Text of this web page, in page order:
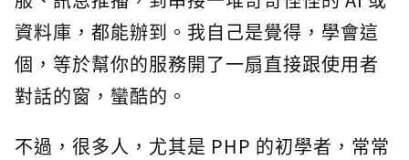
資料庫，都能辦到。我自己是覺得，學會這
個，等於幫你的服務開了一扇直接跟使用者
對話的窗，蠻酷的。
不過，很多人，尤其是 PHP 的初學者，常常